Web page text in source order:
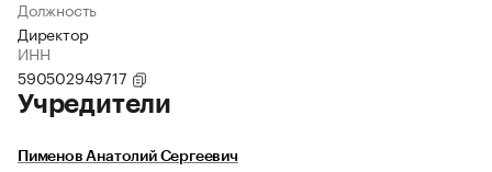
Должность
Директор
ИНН
590502949717
Учредители
Пименов Анатолий Сергеевич